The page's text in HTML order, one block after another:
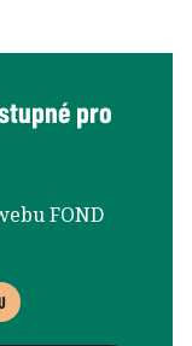
pro
FOND